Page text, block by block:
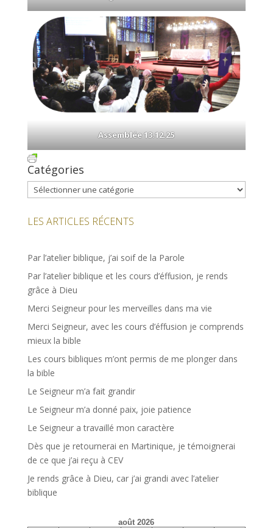
Assemblée 13.12.25
Catégories
Catégories
LES ARTICLES RÉCENTS
Par l’atelier biblique, j’ai soif de la Parole
Par l’atelier biblique et les cours d’éffusion, je rends
grâce à Dieu
Merci Seigneur pour les merveilles dans ma vie
Merci Seigneur, avec les cours d’éffusion je comprends
mieux la bible
Les cours bibliques m’ont permis de me plonger dans
la bible
Le Seigneur m’a fait grandir
Le Seigneur m’a donné paix, joie patience
Le Seigneur a travaillé mon caractère
Dès que je retournerai en Martinique, je témoignerai
de ce que j’ai reçu à CEV
Je rends grâce à Dieu, car j’ai grandi avec l’atelier
biblique
août 2026